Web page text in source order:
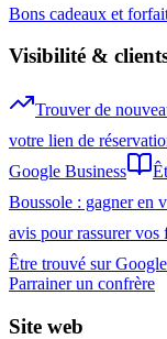
Bons cadeaux et
Visibilité &
Trouver de
votre lien de
Google Business
Boussole : gagner en
avis pour rassurer vos
Être trouvé sur
Parrainer un confrère
Site web